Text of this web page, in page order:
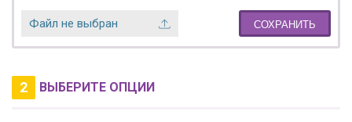
Файл не выбран СОХРАНИТЬ
2 ВЫБЕРИТЕ ОПЦИИ